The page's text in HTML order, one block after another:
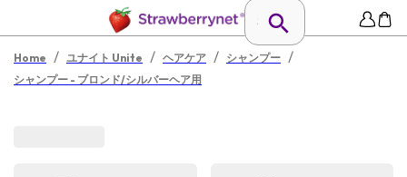
Home / ユナイト Unite / ヘアケア / シャンプー /
シャンプー - ブロンド/シルバーヘア用